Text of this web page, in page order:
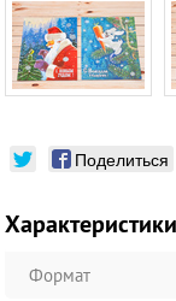
Поделиться
Характеристики
Формат